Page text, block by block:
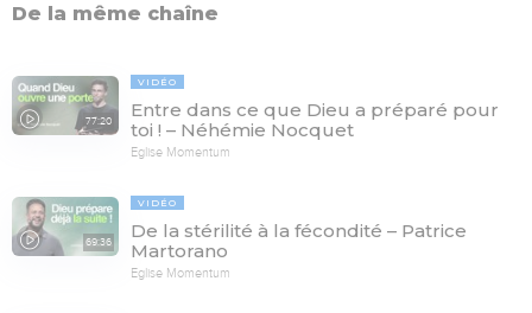
De la même chaîne
77:20
VIDÉO
Entre dans ce que Dieu a préparé pour
toi ! – Néhémie Nocquet
Eglise Momentum
69:36
VIDÉO
De la stérilité à la fécondité – Patrice
Martorano
Eglise Momentum